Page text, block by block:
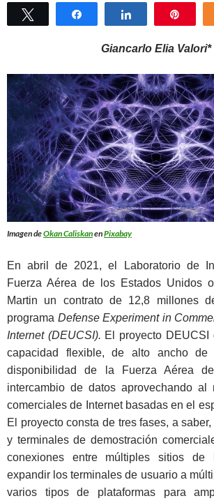
Twittear Compartir Compartir
Giancarlo Elia Valori*
Imagen deOkan CaliskanenPixabay
En abril de 2021, el Laboratorio de
Fuerza Aérea de los Estados Unidos
Martin un contrato de 12,8 millones
programa Defense Experiment in
Internet (DEUCSI). El proyecto DEUCSI
capacidad flexible, de alto ancho
disponibilidad de la Fuerza Aérea
intercambio de datos aprovechando al
comerciales de Internet basadas en el
El proyecto consta de tres fases, a
y terminales de demostración
conexiones entre múltiples sitios de
expandir los terminales de usuario a
varios tipos de plataformas para